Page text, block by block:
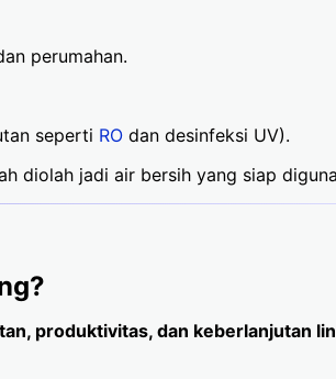
perumahan.
seperti RO dan desinfeksi UV).
diolah jadi air bersih yang siap
produktivitas, dan keberlanjutan